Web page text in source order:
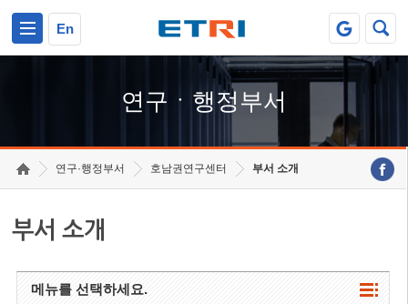
En
연구ㆍ행정부서
연구·행정부서 호남권연구센터 부서 소개
부서 소개
메뉴를 선택하세요.